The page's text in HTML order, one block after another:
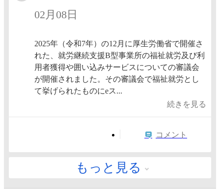
02月08日
2025年（令和7年）の12月に厚生労働省で開催さ
れた、就労継続支援B型事業所の福祉就労及び利
用者獲得や囲い込みサービスについての審議会
が開催されました。その審議会で福祉就労とし
て挙げられたものにeス...
続きを見る
コメント
もっと見る